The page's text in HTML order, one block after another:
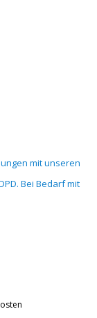
mit unseren
Bei Bedarf mit